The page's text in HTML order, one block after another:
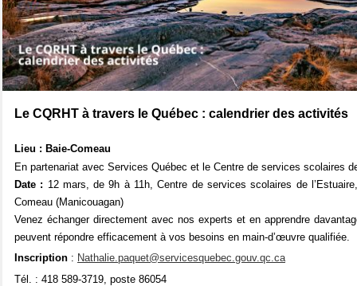
Le CQRHT à travers le Québec : calendrier des activités
Lieu : Baie-Comeau
En partenariat avec Services Québec et le Centre de services scolaires
Date : 12 mars, de 9h à 11h, Centre de services scolaires de
Comeau (Manicouagan)
Venez échanger directement avec nos experts et en apprendre
peuvent répondre efficacement à vos besoins en main-d’œuvre qualifiée.
Inscription : Nathalie.paquet@servicesquebec.gouv.qc.ca
Tél. : 418 589-3719, poste 86054